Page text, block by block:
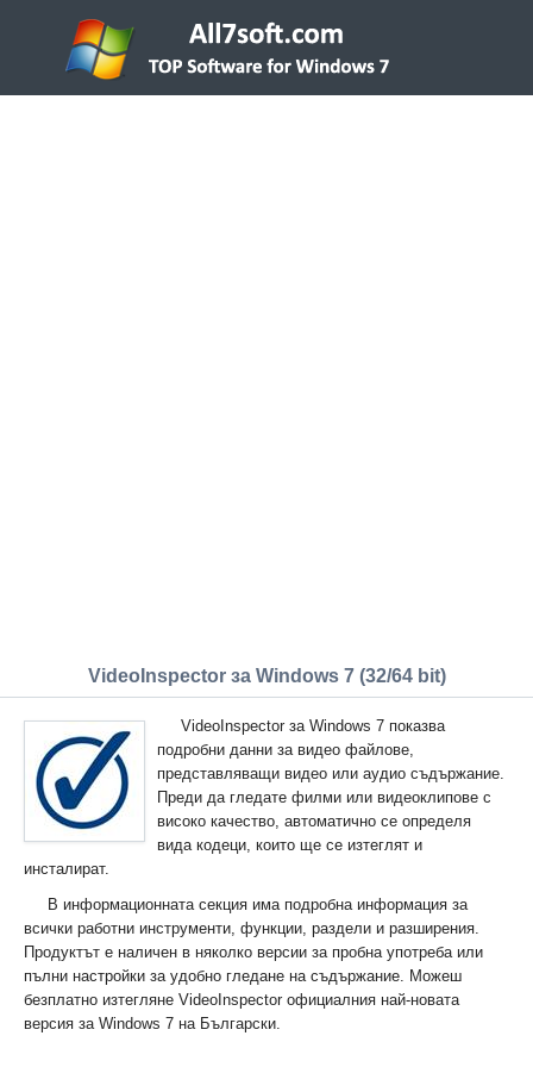
VideoInspector за Windows 7 (32/64 bit)
VideoInspector за Windows 7 показва
подробни данни за видео файлове,
представляващи видео или аудио съдържание.
Преди да гледате филми или видеоклипове с
високо качество, автоматично се определя
вида кодеци, които ще се изтеглят и
инсталират.
В информационната секция има подробна информация за
всички работни инструменти, функции, раздели и разширения.
Продуктът е наличен в няколко версии за пробна употреба или
пълни настройки за удобно гледане на съдържание. Можеш
безплатно изтегляне VideoInspector официалния най-новата
версия за Windows 7 на Български.